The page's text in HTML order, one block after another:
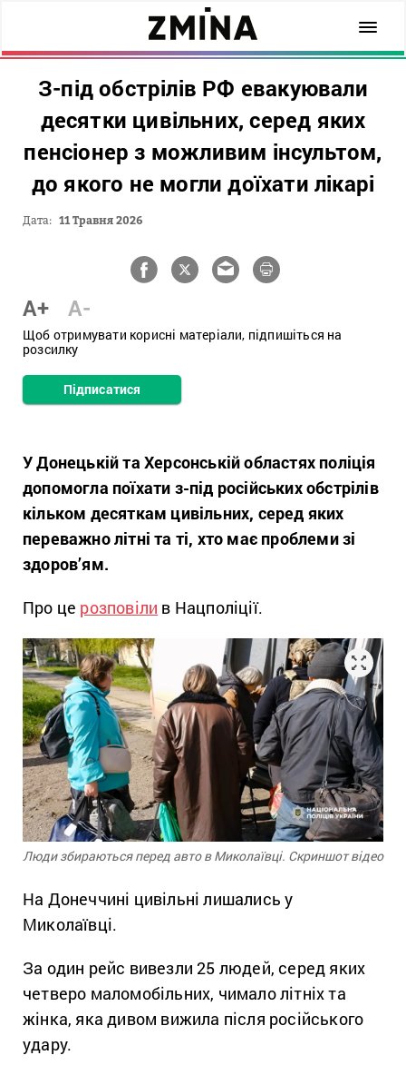
З-під обстрілів РФ евакуювали
десятки цивільних, серед яких
пенсіонер з можливим інсультом,
до якого не могли доїхати лікарі
Дата: 11 Травня 2026
A+ A-
Щоб отримувати корисні матеріали, підпишіться на
розсилку
Підписатися
У Донецькій та Херсонській областях поліція
допомогла поїхати з-під російських обстрілів
кільком десяткам цивільних, серед яких
переважно літні та ті, хто має проблеми зі
здоров’ям.
Про це розповіли в Нацполіції.
Люди збираються перед авто в Миколаївці. Скриншот відео
На Донеччині цивільні лишались у
Миколаївці.
За один рейс вивезли 25 людей, серед яких
четверо маломобільних, чимало літніх та
жінка, яка дивом вижила після російського
удару.